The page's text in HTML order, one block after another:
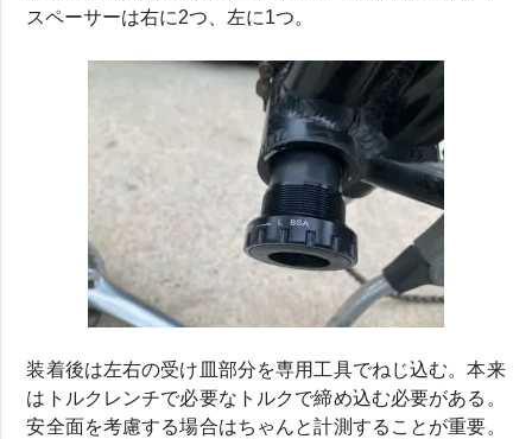
スペーサーは右に2つ、左に1つ。
装着後は左右の受け皿部分を専用工具でねじ込む。本来
はトルクレンチで必要なトルクで締め込む必要がある。
安全面を考慮する場合はちゃんと計測することが重要。